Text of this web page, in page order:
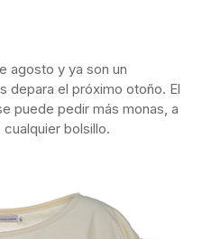
agosto y ya son un
depara el próximo otoño. El
puede pedir más monas, a
bolsillo.